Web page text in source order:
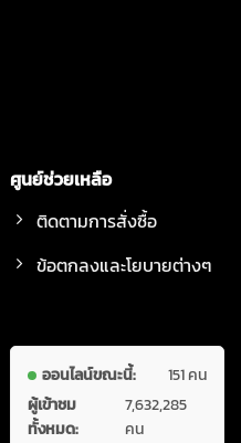
ศูนย์ช่วยเหลือ
ติดตามการสั่งซื้อ
ข้อตกลงและโยบายต่างๆ
ออนไลน์ขณะนี้:
151 คน
ผู้เข้าชม
ทั้งหมด:
7,632,285
คน